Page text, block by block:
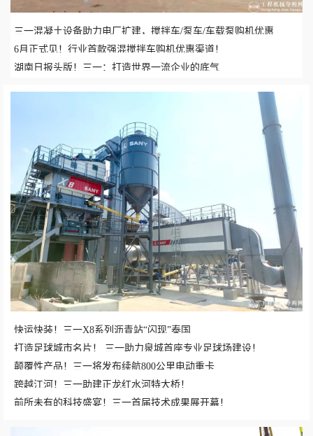
三一混凝土设备助力电厂扩建，搅拌车/泵车/车载泵购机优惠
6月正式见！行业首款强混搅拌车购机优惠渠道！
湖南日报头版！三一：打造世界一流企业的底气
快运快装！三一X8系列沥青站“闪现”泰国
打造足球城市名片！ 三一助力泉城首座专业足球场建设！
颠覆性产品！三一将发布续航800公里电动重卡
跨越江河！三一助建正龙红水河特大桥！
前所未有的科技盛宴！三一首届技术成果展开幕！